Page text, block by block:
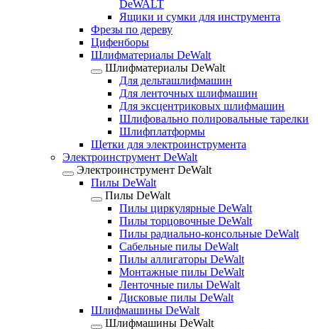
DeWALT
Ящики и сумки для инструмента
Фрезы по дереву
Цифенборы
Шлифматериалы DeWalt
Шлифматериалы DeWalt
Для дельташлифмашин
Для ленточных шлифмашин
Для эксцентриковых шлифмашин
Шлифовально полировальные тарелки
Шлифплатформы
Щетки для электроинструмента
Электроинструмент DeWalt
Электроинструмент DeWalt
Пилы DeWalt
Пилы DeWalt
Пилы циркулярные DeWalt
Пилы торцовочные DeWalt
Пилы радиально-консольные DeWalt
Сабельные пилы DeWalt
Пилы аллигаторы DeWalt
Монтажные пилы DeWalt
Ленточные пилы DeWalt
Дисковые пилы DeWalt
Шлифмашины DeWalt
Шлифмашины DeWalt